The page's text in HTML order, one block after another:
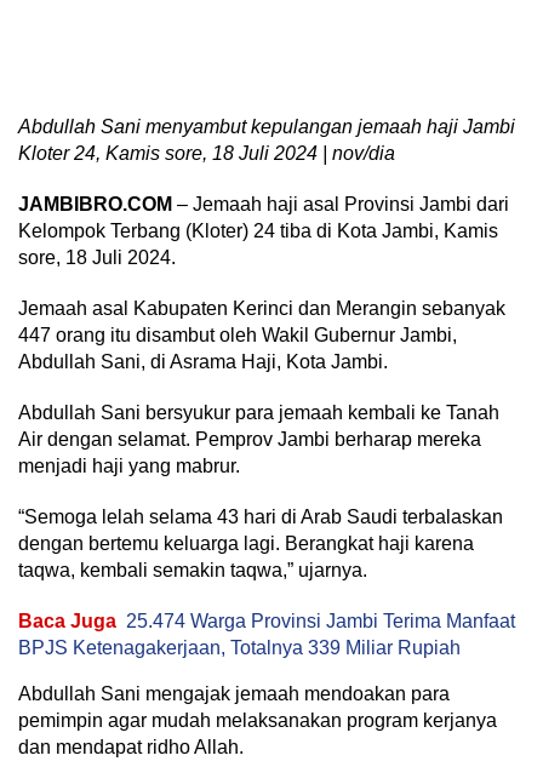
Abdullah Sani menyambut kepulangan jemaah haji Jambi
Kloter 24, Kamis sore, 18 Juli 2024 | nov/dia
JAMBIBRO.COM – Jemaah haji asal Provinsi Jambi dari
Kelompok Terbang (Kloter) 24 tiba di Kota Jambi, Kamis
sore, 18 Juli 2024.
Jemaah asal Kabupaten Kerinci dan Merangin sebanyak
447 orang itu disambut oleh Wakil Gubernur Jambi,
Abdullah Sani, di Asrama Haji, Kota Jambi.
Abdullah Sani bersyukur para jemaah kembali ke Tanah
Air dengan selamat. Pemprov Jambi berharap mereka
menjadi haji yang mabrur.
“Semoga lelah selama 43 hari di Arab Saudi terbalaskan
dengan bertemu keluarga lagi. Berangkat haji karena
taqwa, kembali semakin taqwa,” ujarnya.
Baca Juga 25.474 Warga Provinsi Jambi Terima Manfaat
BPJS Ketenagakerjaan, Totalnya 339 Miliar Rupiah
Abdullah Sani mengajak jemaah mendoakan para
pemimpin agar mudah melaksanakan program kerjanya
dan mendapat ridho Allah.